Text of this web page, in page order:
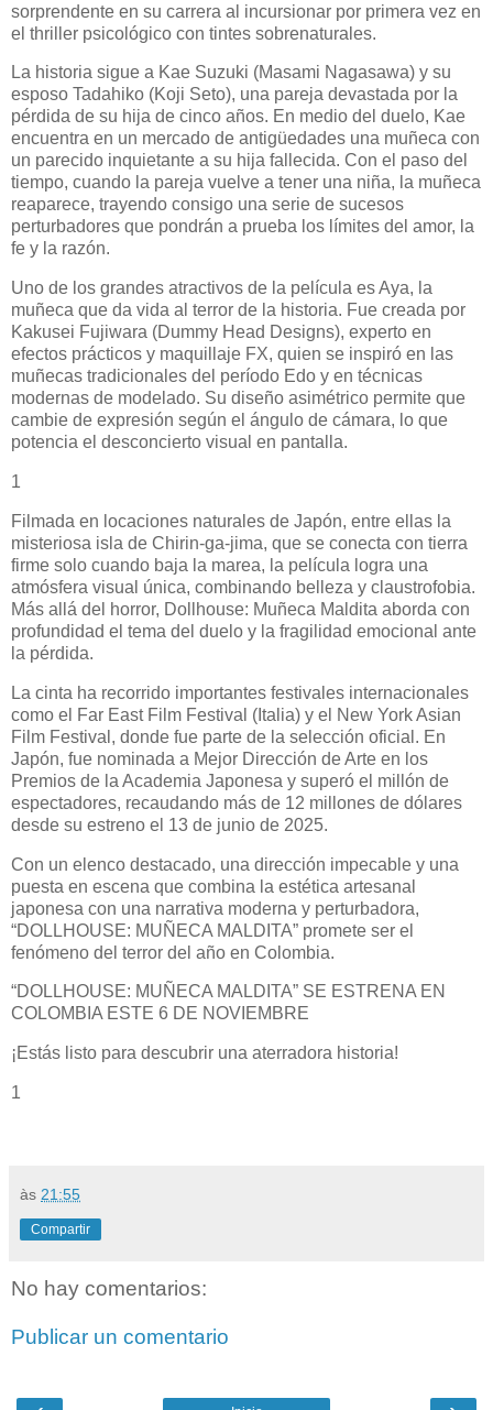
sorprendente en su carrera al incursionar por primera vez en
el thriller psicológico con tintes sobrenaturales.
La historia sigue a Kae Suzuki (Masami Nagasawa) y su
esposo Tadahiko (Koji Seto), una pareja devastada por la
pérdida de su hija de cinco años. En medio del duelo, Kae
encuentra en un mercado de antigüedades una muñeca con
un parecido inquietante a su hija fallecida. Con el paso del
tiempo, cuando la pareja vuelve a tener una niña, la muñeca
reaparece, trayendo consigo una serie de sucesos
perturbadores que pondrán a prueba los límites del amor, la
fe y la razón.
Uno de los grandes atractivos de la película es Aya, la
muñeca que da vida al terror de la historia. Fue creada por
Kakusei Fujiwara (Dummy Head Designs), experto en
efectos prácticos y maquillaje FX, quien se inspiró en las
muñecas tradicionales del período Edo y en técnicas
modernas de modelado. Su diseño asimétrico permite que
cambie de expresión según el ángulo de cámara, lo que
potencia el desconcierto visual en pantalla.
1
Filmada en locaciones naturales de Japón, entre ellas la
misteriosa isla de Chirin-ga-jima, que se conecta con tierra
firme solo cuando baja la marea, la película logra una
atmósfera visual única, combinando belleza y claustrofobia.
Más allá del horror, Dollhouse: Muñeca Maldita aborda con
profundidad el tema del duelo y la fragilidad emocional ante
la pérdida.
La cinta ha recorrido importantes festivales internacionales
como el Far East Film Festival (Italia) y el New York Asian
Film Festival, donde fue parte de la selección oficial. En
Japón, fue nominada a Mejor Dirección de Arte en los
Premios de la Academia Japonesa y superó el millón de
espectadores, recaudando más de 12 millones de dólares
desde su estreno el 13 de junio de 2025.
Con un elenco destacado, una dirección impecable y una
puesta en escena que combina la estética artesanal
japonesa con una narrativa moderna y perturbadora,
“DOLLHOUSE: MUÑECA MALDITA” promete ser el
fenómeno del terror del año en Colombia.
“DOLLHOUSE: MUÑECA MALDITA” SE ESTRENA EN
COLOMBIA ESTE 6 DE NOVIEMBRE
¡Estás listo para descubrir una aterradora historia!
1
às 21:55
Compartir
No hay comentarios:
Publicar un comentario